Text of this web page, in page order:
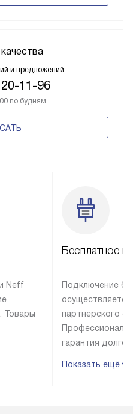
и предложений:
11-96
по будням
Neff
Товары
Бесплатное
Подключение
партнерского
гарантия
и Санкт-
Показать ещё